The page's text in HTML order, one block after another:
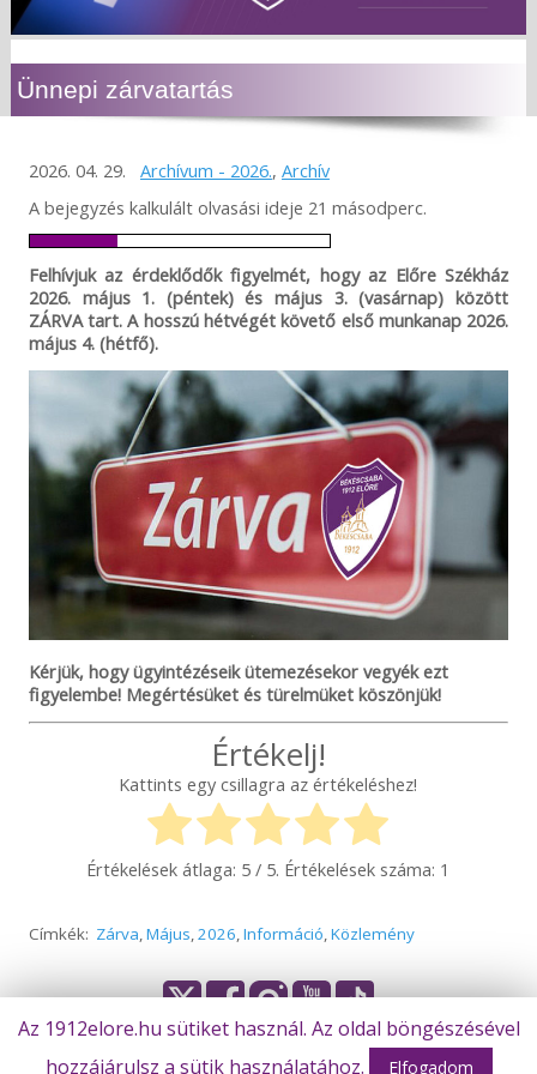
Ünnepi zárvatartás
2026. 04. 29. Archívum - 2026., Archív
A bejegyzés kalkulált olvasási ideje 21 másodperc.
Felhívjuk az érdeklődők figyelmét, hogy az Előre Székház
2026. május 1. (péntek) és május 3. (vasárnap) között
ZÁRVA tart. A hosszú hétvégét követő első munkanap 2026.
május 4. (hétfő).
Kérjük, hogy ügyintézéseik ütemezésekor vegyék ezt
figyelembe! Megértésüket és türelmüket köszönjük!
Értékelj!
Kattints egy csillagra az értékeléshez!
Értékelések átlaga: 5 / 5. Értékelések száma: 1
Címkék: Zárva,Május,2026,Információ,Közlemény
© Békéscsaba 1912 Előre Futball Zrt.
Az 1912elore.hu sütiket használ. Az oldal böngészésével
hozzájárulsz a sütik használatához.
Elfogadom